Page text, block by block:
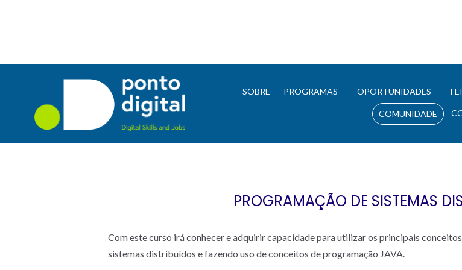
SOBRE PROGRAMAS OPORTUNIDADES
COMUNIDADE
PROGRAMAÇÃO DE SISTEMAS
Com este curso irá conhecer e adquirir capacidade para utilizar os principais
sistemas distribuídos e fazendo uso de conceitos de programação JAVA.